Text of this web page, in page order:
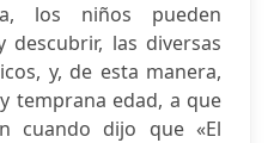
los niños pueden
descubrir, las diversas
y, de esta manera,
temprana edad, a que
cuando dijo que «El